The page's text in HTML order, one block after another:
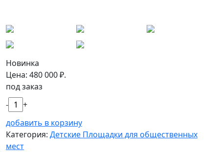
Новинка
Цена: 480 000₽.
под заказ
-
+
добавить в корзину
Категория: Детские Площадки для общественных
мест